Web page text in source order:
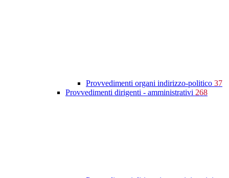
Provvedimenti organi indirizzo-politico 37
Provvedimenti dirigenti - amministrativi 268